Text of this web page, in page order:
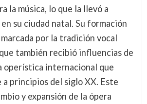
la música, lo que la llevó a
su ciudad natal. Su formación
por la tradición vocal
también recibió influencias de
operística internacional que
a principios del siglo XX. Este
y expansión de la ópera